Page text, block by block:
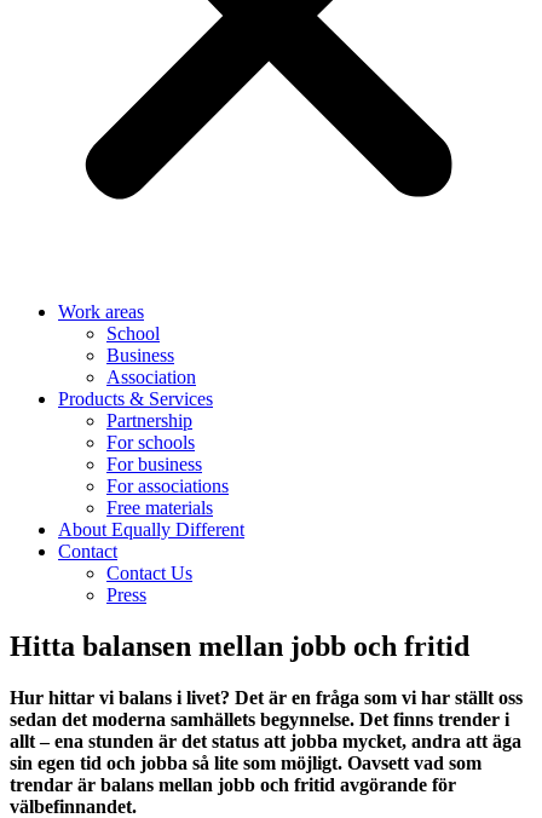
Work areas
School
Business
Association
Products & Services
Partnership
For schools
For business
For associations
Free materials
About Equally Different
Contact
Contact Us
Press
Hitta balansen mellan jobb och fritid
Hur hittar vi balans i livet? Det är en fråga som vi har ställt oss
sedan det moderna samhällets begynnelse. Det finns trender i
allt – ena stunden är det status att jobba mycket, andra att äga
sin egen tid och jobba så lite som möjligt. Oavsett vad som
trendar är balans mellan jobb och fritid avgörande för
välbefinnandet.